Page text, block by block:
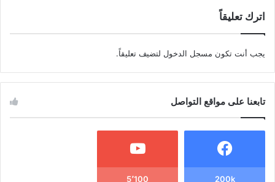
اترك تعليقاً
يجب أنت تكون مسجل الدخول لتضيف تعليقاً.
تابعنا على مواقع التواصل
200k 5٬100